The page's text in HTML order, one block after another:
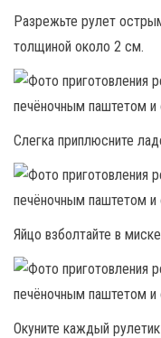
Разрежьте рулет
толщиной около 2 см.
Слегка приплюсните
Яйцо взболтайте в
Окуните каждый